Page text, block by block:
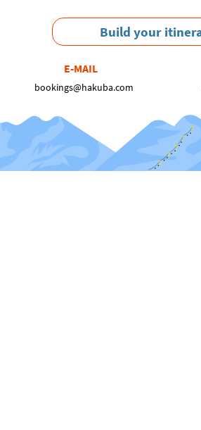
Build your
E-MAIL
bookings@hakuba.com